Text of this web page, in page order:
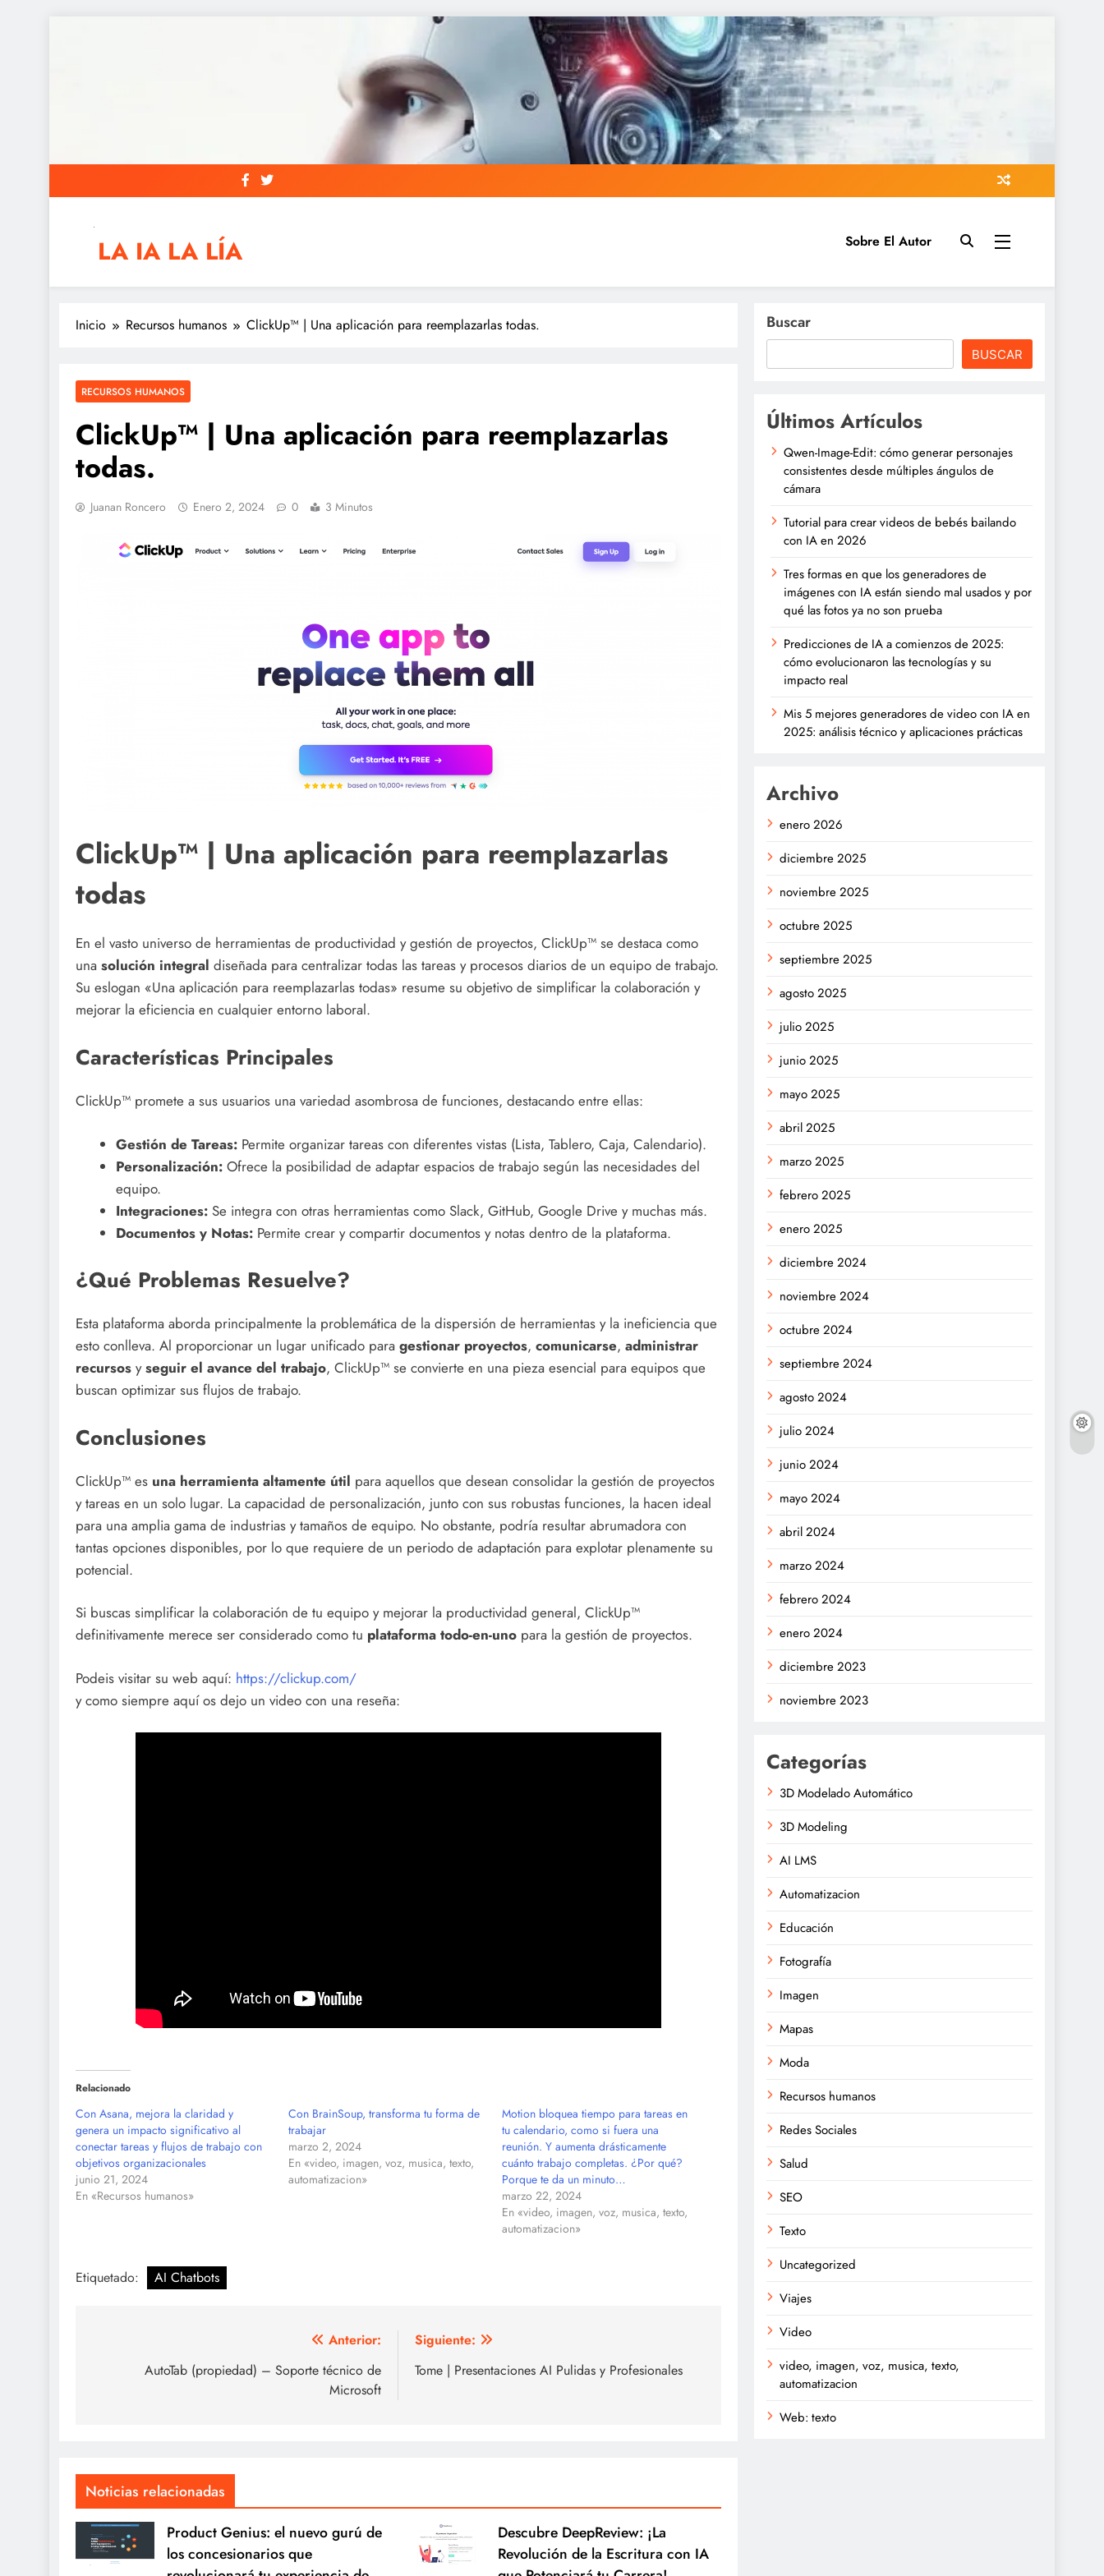
LA IA LA LÍA
IAs AIs, Automation y otras siglas raras
Sobre El Autor
Inicio Recursos humanos ClickUp™ | Una aplicación para reemplazarlas todas.
RECURSOS HUMANOS
ClickUp™ | Una aplicación para reemplazarlas
todas.
Juanan Roncero Enero 2, 2024 0 3 Minutos
ClickUp™ | Una aplicación para reemplazarlas
todas
En el vasto universo de herramientas de productividad y gestión de proyectos, ClickUp™ se destaca como
una solución integral diseñada para centralizar todas las tareas y procesos diarios de un equipo de trabajo.
Su eslogan «Una aplicación para reemplazarlas todas» resume su objetivo de simplificar la colaboración y
mejorar la eficiencia en cualquier entorno laboral.
Características Principales
ClickUp™ promete a sus usuarios una variedad asombrosa de funciones, destacando entre ellas:
Gestión de Tareas:Permite organizar tareas con diferentes vistas (Lista, Tablero, Caja, Calendario).
Personalización:Ofrece la posibilidad de adaptar espacios de trabajo según las necesidades del
equipo.
Integraciones:Se integra con otras herramientas como Slack, GitHub, Google Drive y muchas más.
Documentos y Notas:Permite crear y compartir documentos y notas dentro de la plataforma.
¿Qué Problemas Resuelve?
Esta plataforma aborda principalmente la problemática de la dispersión de herramientas y la ineficiencia que
esto conlleva. Al proporcionar un lugar unificado para gestionar proyectos, comunicarse, administrar
recursos yseguir el avance del trabajo, ClickUp™ se convierte en una pieza esencial para equipos que
buscan optimizar sus flujos de trabajo.
Conclusiones
ClickUp™ es una herramienta altamente útil para aquellos que desean consolidar la gestión de proyectos
y tareas en un solo lugar. La capacidad de personalización, junto con sus robustas funciones, la hacen ideal
para una amplia gama de industrias y tamaños de equipo. No obstante, podría resultar abrumadora con
tantas opciones disponibles, por lo que requiere de un periodo de adaptación para explotar plenamente su
potencial.
Si buscas simplificar la colaboración de tu equipo y mejorar la productividad general, ClickUp™
definitivamente merece ser considerado como tu plataforma todo-en-uno para la gestión de proyectos.
Podeis visitar su web aquí: https://clickup.com/
y como siempre aquí os dejo un video con una reseña:
Relacionado
Con Asana, mejora la claridad y
genera un impacto significativo al
conectar tareas y flujos de trabajo con
objetivos organizacionales
junio 21, 2024
En «Recursos humanos»
Con BrainSoup, transforma tu forma de
trabajar
marzo 2, 2024
En «video, imagen, voz, musica, texto,
automatizacion»
Motion bloquea tiempo para tareas en
tu calendario, como si fuera una
reunión. Y aumenta drásticamente
cuánto trabajo completas. ¿Por qué?
Porque te da un minuto…
marzo 22, 2024
En «video, imagen, voz, musica, texto,
automatizacion»
Etiquetado: AI Chatbots
Anterior:
AutoTab (propiedad) – Soporte técnico de
Microsoft
Siguiente:
Tome | Presentaciones AI Pulidas y Profesionales
Noticias relacionadas
Product Genius: el nuevo gurú de
los concesionarios que
Descubre DeepReview: ¡La
Revolución de la Escritura con IA
Buscar
BUSCAR
Últimos Artículos
Qwen-Image-Edit: cómo generar personajes
consistentes desde múltiples ángulos de
cámara
Tutorial para crear videos de bebés bailando
con IA en 2026
Tres formas en que los generadores de
imágenes con IA están siendo mal usados y por
qué las fotos ya no son prueba
Predicciones de IA a comienzos de 2025:
cómo evolucionaron las tecnologías y su
impacto real
Mis 5 mejores generadores de video con IA en
2025: análisis técnico y aplicaciones prácticas
Archivo
enero 2026
diciembre 2025
noviembre 2025
octubre 2025
septiembre 2025
agosto 2025
julio 2025
junio 2025
mayo 2025
abril 2025
marzo 2025
febrero 2025
enero 2025
diciembre 2024
noviembre 2024
octubre 2024
septiembre 2024
agosto 2024
julio 2024
junio 2024
mayo 2024
abril 2024
marzo 2024
febrero 2024
enero 2024
diciembre 2023
noviembre 2023
Categorías
3D Modelado Automático
3D Modeling
AI LMS
Automatizacion
Educación
Fotografía
Imagen
Mapas
Moda
Recursos humanos
Redes Sociales
Salud
SEO
Texto
Uncategorized
Viajes
Video
video, imagen, voz, musica, texto,
automatizacion
Web: texto